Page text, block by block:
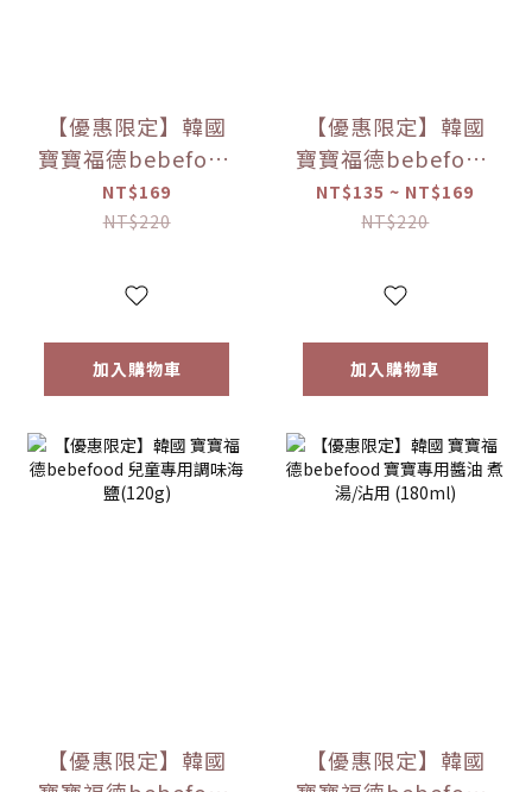
【優惠限定】韓國
寶寶福德bebefood
米餅 原味/蘋果/梨/
紅薯/南瓜 (20g)
NT$169
NT$220
加入購物車
【優惠限定】韓國
寶寶福德bebefood
糙米餅 磨牙餅乾 蔬
菜/水果 (25g) 【優
NT$135 ~ NT$169
NT$220
加入購物車
【優惠限定】韓國
【優惠限定】韓國